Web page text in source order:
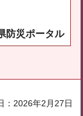
防災ポータル
：2026年2月27日